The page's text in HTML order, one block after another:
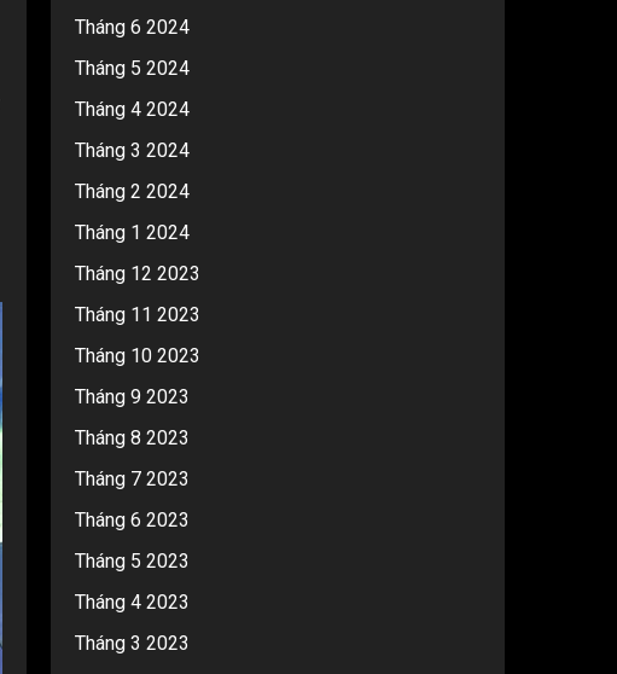
Tháng 6 2024
Tháng 5 2024
Tháng 4 2024
Tháng 3 2024
Tháng 2 2024
Tháng 1 2024
Tháng 12 2023
Tháng 11 2023
Tháng 10 2023
Tháng 9 2023
Tháng 8 2023
Tháng 7 2023
Tháng 6 2023
Tháng 5 2023
Tháng 4 2023
Tháng 3 2023